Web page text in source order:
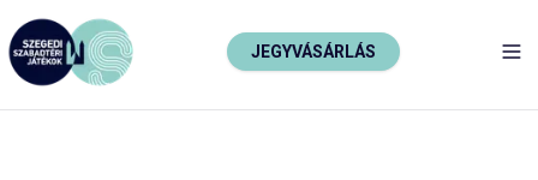
JEGYVÁSÁRLÁS